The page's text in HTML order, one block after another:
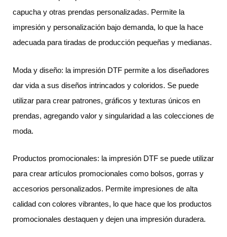
capucha y otras prendas personalizadas. Permite la
impresión y personalización bajo demanda, lo que la hace
adecuada para tiradas de producción pequeñas y medianas.
Moda y diseño: la impresión DTF permite a los diseñadores
dar vida a sus diseños intrincados y coloridos. Se puede
utilizar para crear patrones, gráficos y texturas únicos en
prendas, agregando valor y singularidad a las colecciones de
moda.
Productos promocionales: la impresión DTF se puede utilizar
para crear artículos promocionales como bolsos, gorras y
accesorios personalizados. Permite impresiones de alta
calidad con colores vibrantes, lo que hace que los productos
promocionales destaquen y dejen una impresión duradera.